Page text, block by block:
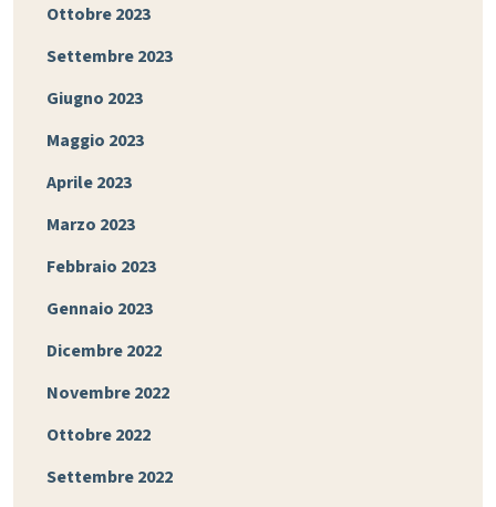
Ottobre 2023
Settembre 2023
Giugno 2023
Maggio 2023
Aprile 2023
Marzo 2023
Febbraio 2023
Gennaio 2023
Dicembre 2022
Novembre 2022
Ottobre 2022
Settembre 2022